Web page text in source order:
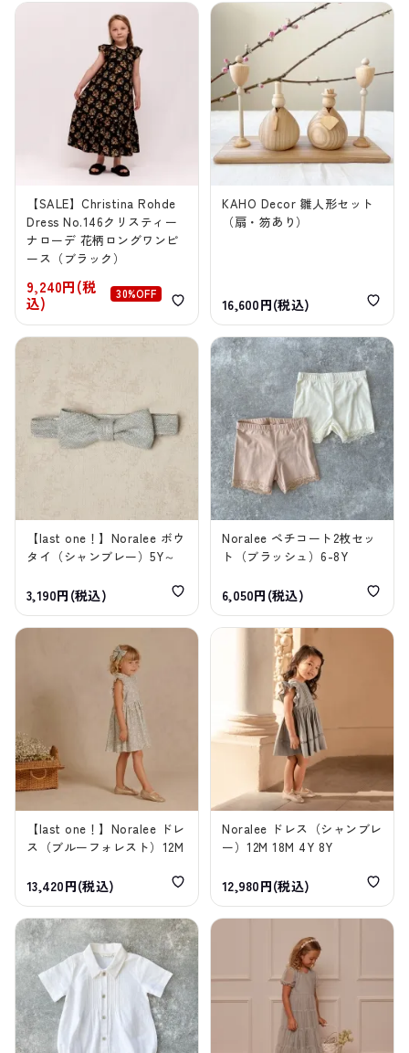
【SALE】Christina Rohde
Dress No.146クリスティー
ナローデ 花柄ロングワンピ
ース（ブラック）
9,240円(税
込)
30%OFF
KAHO Decor 雛人形セット
（扇・笏あり）
16,600円(税込)
【last one！】Noralee ボウ
タイ（シャンブレー）5Y～
3,190円(税込)
Noralee ペチコート2枚セッ
ト（ブラッシュ）6-8Y
6,050円(税込)
【last one！】Noralee ドレ
ス（ブルーフォレスト）12M
13,420円(税込)
Noralee ドレス（シャンブレ
ー）12M 18M 4Y 8Y
12,980円(税込)